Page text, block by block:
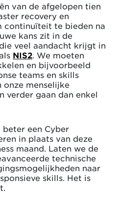
van de afgelopen tien
recovery en
continuïteit te bieden na
kans zit in de
veel aandacht krijgt in
NIS2 . We moeten
en bijvoorbeeld
teams en skills
onze menselijke
verder gaan dan enkel
beter een Cyber
in plaats van deze
maand. Laten we de
technische
naar
skills. Het is